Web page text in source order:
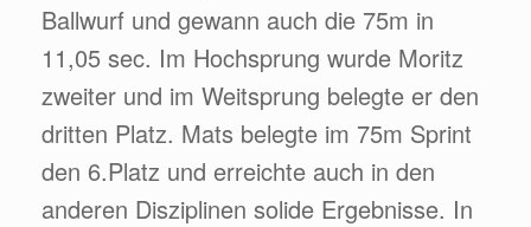
Ballwurf und gewann auch die 75m in
11,05 sec. Im Hochsprung wurde Moritz
zweiter und im Weitsprung belegte er den
dritten Platz. Mats belegte im 75m Sprint
den 6.Platz und erreichte auch in den
anderen Disziplinen solide Ergebnisse. In